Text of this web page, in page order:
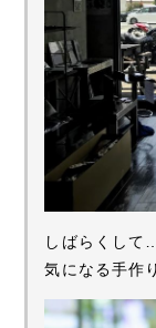
しばらくして
気になる手作